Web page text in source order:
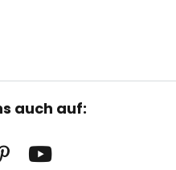
auch auf: